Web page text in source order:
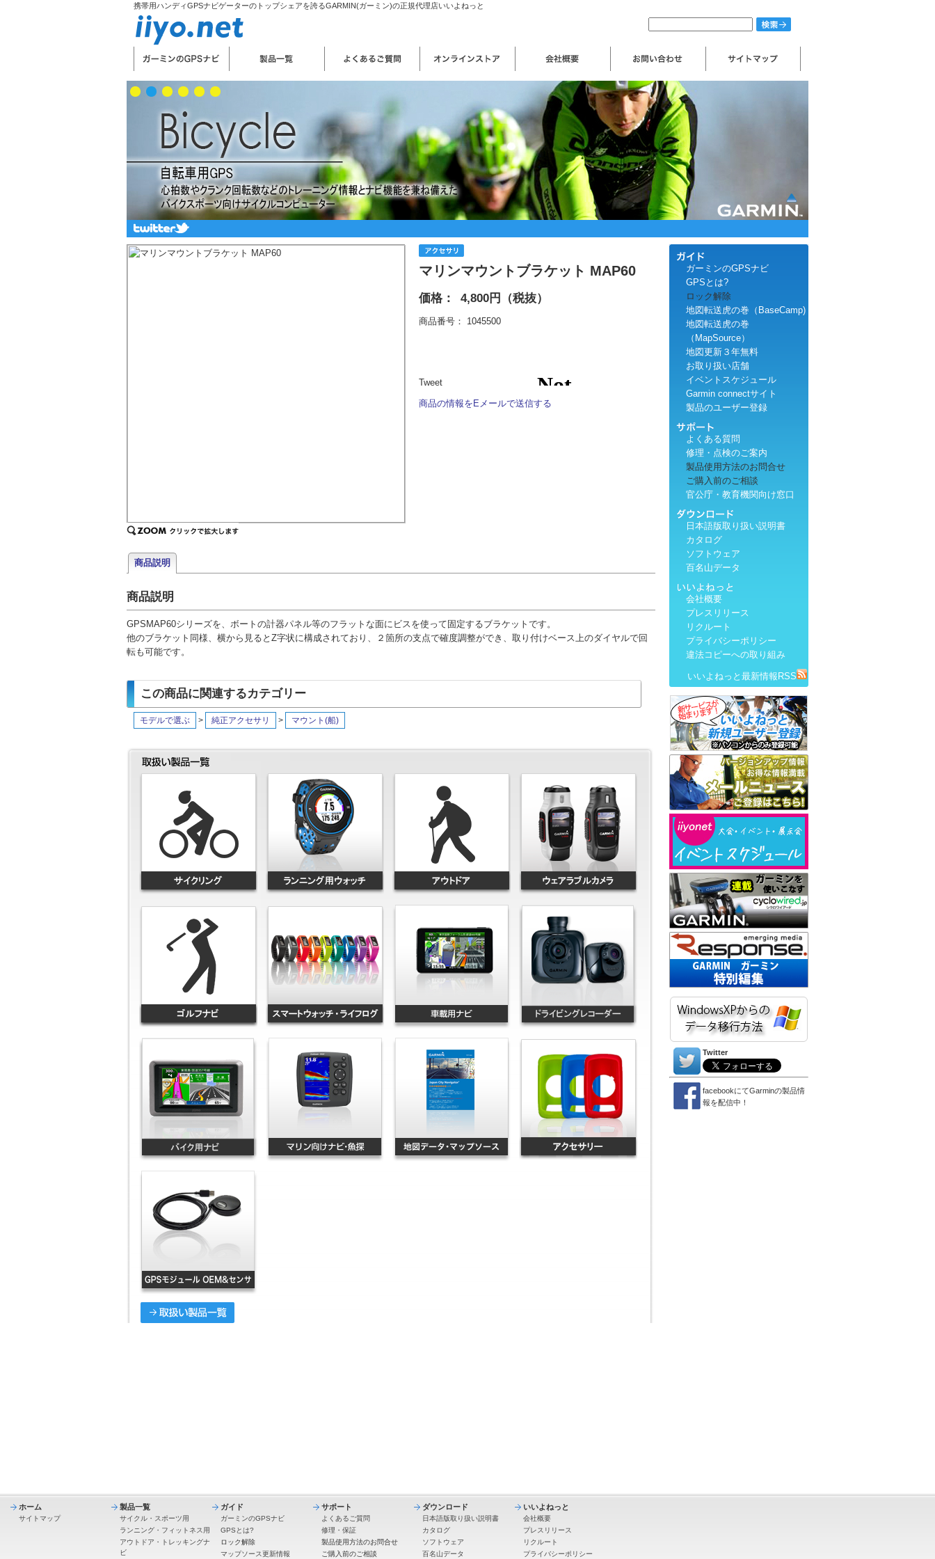
携帯用ハンディGPSナビゲーターのトップシェアを誇るGARMIN(ガーミン)の正規代理店いいよねっと
マリンマウントブラケット MAP60
価格： 4,800円（税抜）
商品番号： 1045500
Tweet
商品の情報をEメールで送信する
商品説明
商品説明
GPSMAP60シリーズを、ボートの計器パネル等のフラットな面にビスを使って固定するブラケットです。
他のブラケット同様、横から見るとZ字状に構成されており、２箇所の支点で確度調整ができ、取り付けベース上のダイヤルで回
転も可能です。
この商品に関連するカテゴリー
モデルで選ぶ > 純正アクセサリ > マウント(船)
ガーミンのGPSナビ
GPSとは?
ロック解除
地図転送虎の巻（BaseCamp)
地図転送虎の巻
（MapSource）
地図更新３年無料
お取り扱い店舗
イベントスケジュール
Garmin connectサイト
製品のユーザー登録
よくある質問
修理・点検のご案内
製品使用方法のお問合せ
ご購入前のご相談
官公庁・教育機関向け窓口
日本語版取り扱い説明書
カタログ
ソフトウェア
百名山データ
会社概要
プレスリリース
リクルート
プライバシーポリシー
違法コピーへの取り組み
いいよねっと最新情報RSS
Twitter
facebookにてGarminの製品情
報を配信中！
ホーム
サイトマップ
製品一覧
サイクル・スポーツ用
ランニング・フィットネス用
アウトドア・トレッキングナ
ビ
ガイド
ガーミンのGPSナビ
GPSとは?
ロック解除
マップソース更新情報
サポート
よくあるご質問
修理・保証
製品使用方法のお問合せ
ご購入前のご相談
ダウンロード
日本語版取り扱い説明書
カタログ
ソフトウェア
百名山データ
いいよねっと
会社概要
プレスリリース
リクルート
プライバシーポリシー